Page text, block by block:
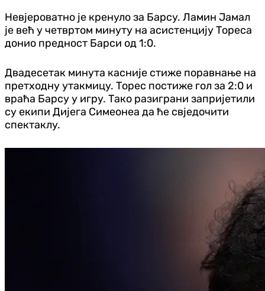
Невјероватно је кренуло за Барсу. Ламин Јамал
је већ у четвртом минуту на асистенцију Тореса
донио предност Барси од 1:0.
Двадесетак минута касније стиже поравнање на
претходну утакмицу. Торес постиже гол за 2:0 и
враћа Барсу у игру. Тако разиграни запријетили
су екипи Дијега Симеонеа да ће свједочити
спектаклу.